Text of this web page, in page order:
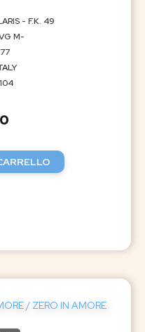
- F.K. 49
M-